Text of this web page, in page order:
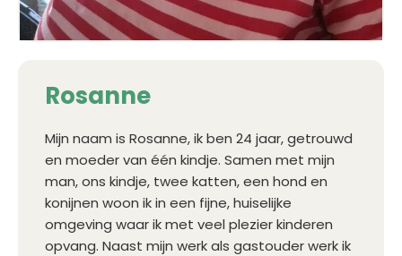
Rosanne
Mijn naam is Rosanne, ik ben 24 jaar, getrouwd
en moeder van één kindje. Samen met mijn
man, ons kindje, twee katten, een hond en
konijnen woon ik in een fijne, huiselijke
omgeving waar ik met veel plezier kinderen
opvang. Naast mijn werk als gastouder werk ik